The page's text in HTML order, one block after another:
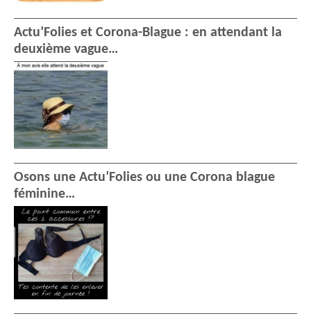
Actu’Folies et Corona-Blague : en attendant la
deuxième vague…
Osons une Actu’Folies ou une Corona blague
féminine…